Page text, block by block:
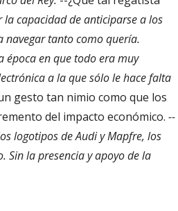
capacidad de anticiparse a los
navegar tanto como quería.
época en que todo era muy
a la que sólo le hace falta
gesto tan nimio como que los
del impacto económico. --
logotipos de Audi y Mapfre, los
Sin la presencia y apoyo de la